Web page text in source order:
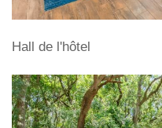
Hall de l'hôtel